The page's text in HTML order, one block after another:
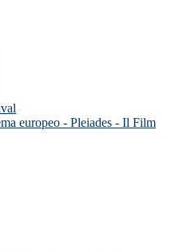
europeo - Pleiades - Il Film